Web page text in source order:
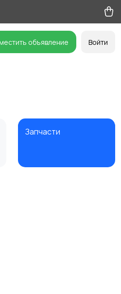
объявление Войти
Запчасти